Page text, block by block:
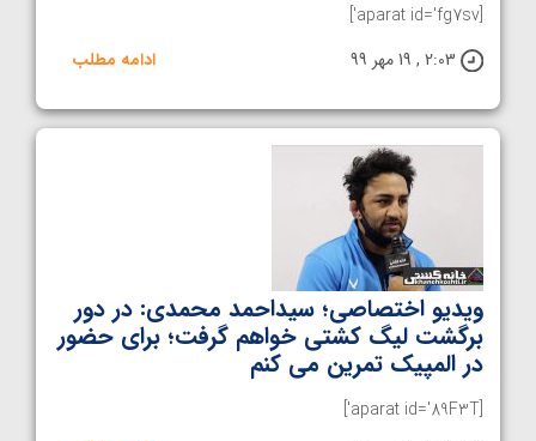
[aparat id='fg7sv']
2:03 , 19 مهر 99
ادامه مطلب
ویدیو اختصاصی؛ سیداحمد محمدی: در دور
برگشت لیگ کشتی خواهم گرفت؛ برای حضور
در المپیک تمرین می کنم
[aparat id='89F3T']